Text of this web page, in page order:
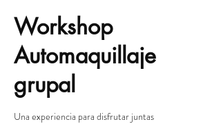
Workshop
Automaquillaje
grupal
Una experiencia para disfrutar juntas